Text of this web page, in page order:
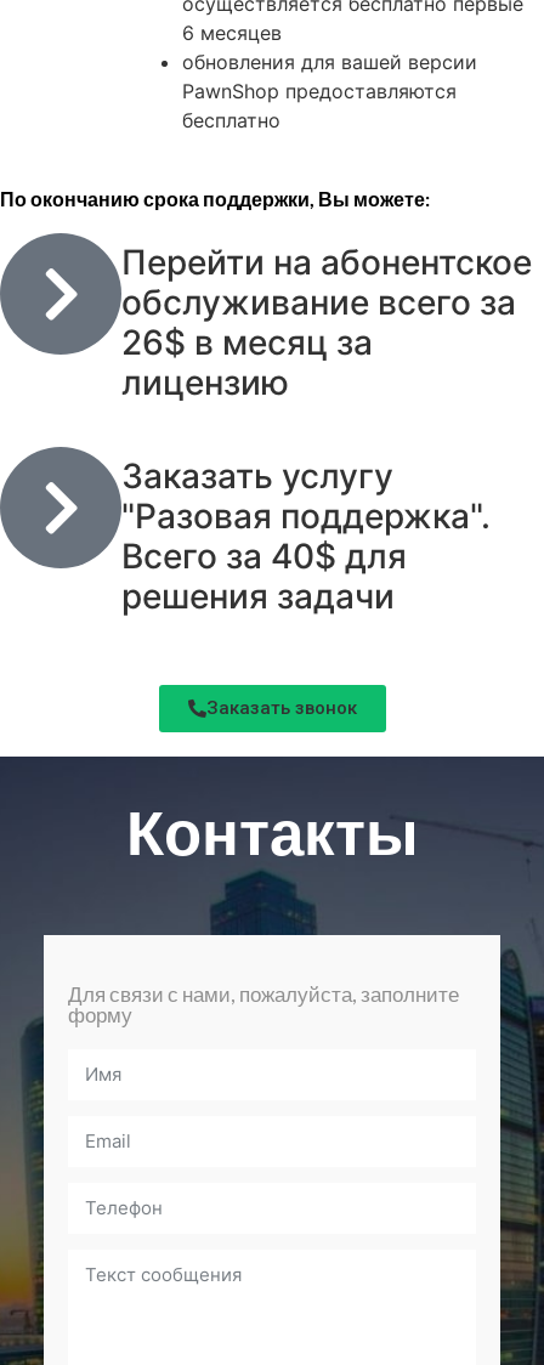
6 месяцев
обновления для вашей версии
PawnShop предоставляются
бесплатно
По окончанию срока поддержки, Вы можете:
Перейти на абонентское
обслуживание всего за
26$ в месяц за
лицензию
Заказать услугу
"Разовая поддержка".
Всего за 40$ для
решения задачи
Заказать звонок
Контакты
Для связи с нами, пожалуйста, заполните
форму